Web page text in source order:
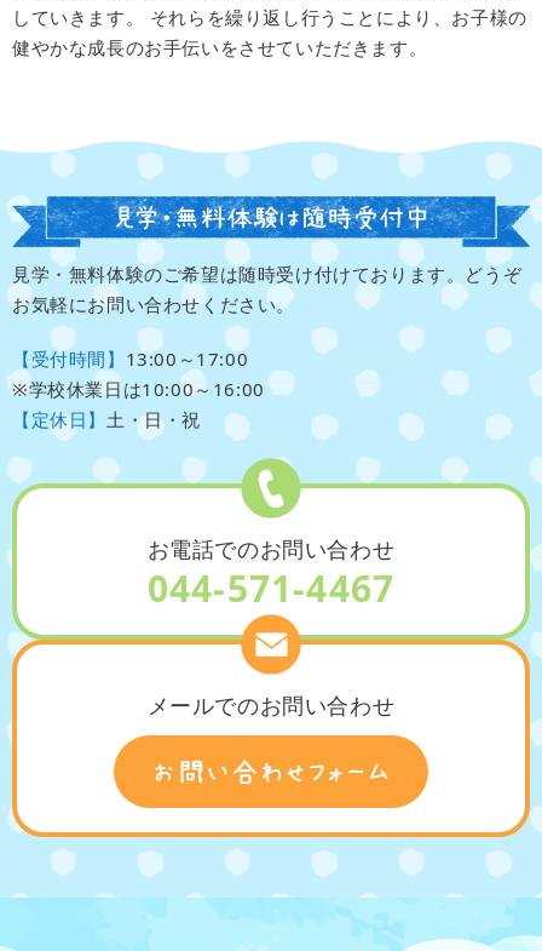
していきます。
それらを繰り返し行うことにより、お子様の
健やかな成長のお手伝いをさせていただきます。
見学・無料体験のご希望は随時受け付けております。どうぞ
お気軽にお問い合わせください。
【受付時間】 13:00～17:00
※学校休業日は10:00～16:00
【定休日】 土・日・祝
お電話でのお問い合わせ
044-571-4467
メールでのお問い合わせ